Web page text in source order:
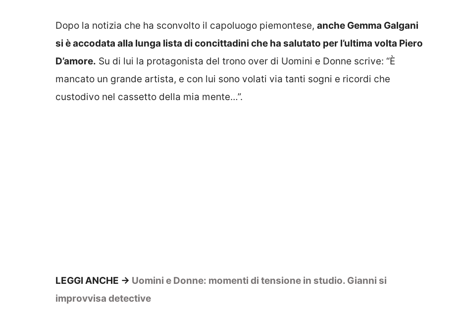
Dopo la notizia che ha sconvolto il capoluogo piemontese, anche Gemma Galgani
si è accodata alla lunga lista di concittadini che ha salutato per l’ultima volta Piero
D’amore. Su di lui la protagonista del trono over di Uomini e Donne scrive: “È
mancato un grande artista, e con lui sono volati via tanti sogni e ricordi che
custodivo nel cassetto della mia mente…”.
LEGGI ANCHE -> Uomini e Donne: momenti di tensione in studio. Gianni si
improvvisa detective